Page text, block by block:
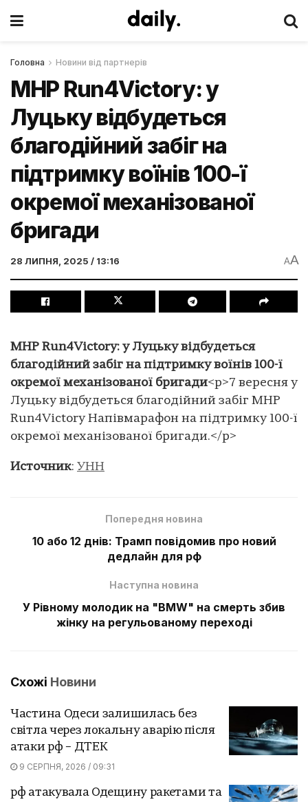
Головна Новини від партнерів
MHP Run4Victory: у
Луцьку відбудеться
благодійний забіг на
підтримку воїнів 100-ї
окремої механізованої
бригади
28 ЛИПНЯ, 2025 / 13:16 AA
MHP Run4Victory: у Луцьку відбудеться
благодійний забіг на підтримку воїнів 100-ї
окремої механізованої бригади<p>7 вересня у
Луцьку відбудеться благодійний забіг MHP
Run4Victory Напівмарафон на підтримку 100-ї
окремої механізованої бригади.</p>
Источник: УНН
Попередня новина
10 або 12 днів: Трамп повідомив про новий
дедлайн для рф
Наступна новина
У Рівному молодик на "BMW" на смерть збив
жінку на регульованому переході
Схожі Новини
Частина Одеси залишилась без
світла через локальну аварію після
атаки рф – ДТЕК
9 СЕРПНЯ, 2026 / 09:31
рф атакувала Одещину ракетами та